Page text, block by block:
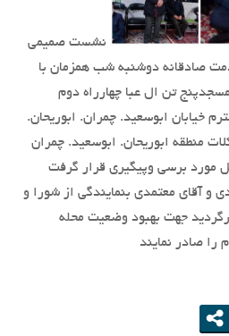
نشست صمیمی
صادقانه دوشنبه شب همزمان با
تن ال عبا چهارراه دوم
خیابان ابوسعید. چمران. ابوریحان.
منطقه ابوریحان. ابوسعید. چمران
مورد برسی وپیگیری قرار گرفت
و آقای معتمدی بنمایندگی از شورا و
جهت بهبود وضعیت محله
را صادر نمایند